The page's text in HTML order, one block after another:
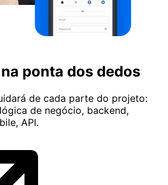
ponta dos dedos
de cada parte do projeto:
de negócio, backend,
API.